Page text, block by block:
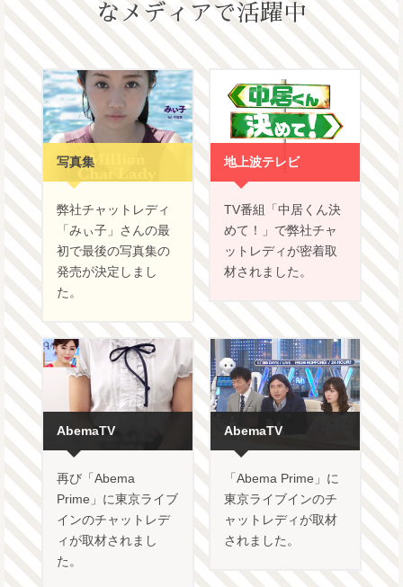
なメディアで活躍中
写真集
弊社チャットレディ
「みぃ子」さんの最
初で最後の写真集の
発売が決定しまし
た。
地上波テレビ
TV番組「中居くん決
めて！」で弊社チャ
ットレディが密着取
材されました。
AbemaTV
再び「Abema
Prime」に東京ライブ
インのチャットレデ
ィが取材されまし
た。
AbemaTV
「Abema Prime」に
東京ライブインのチ
ャットレディが取材
されました。